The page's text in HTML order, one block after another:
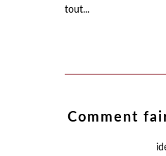
tout...
Comment